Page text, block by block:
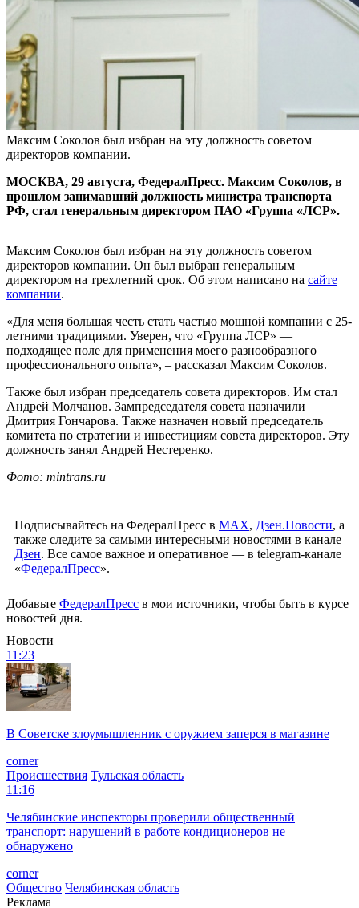
Максим Соколов был избран на эту должность советом
директоров компании.
МОСКВА, 29 августа, ФедералПресс. Максим Соколов, в
прошлом занимавший должность министра транспорта
РФ, стал генеральным директором ПАО «Группа «ЛСР».
Максим Соколов был избран на эту должность советом
директоров компании. Он был выбран генеральным
директором на трехлетний срок. Об этом написано на сайте
компании.
«Для меня большая честь стать частью мощной компании с 25-
летними традициями. Уверен, что «Группа ЛСР» —
подходящее поле для применения моего разнообразного
профессионального опыта», – рассказал Максим Соколов.
Также был избран председатель совета директоров. Им стал
Андрей Молчанов. Зампредседателя совета назначили
Дмитрия Гончарова. Также назначен новый председатель
комитета по стратегии и инвестициям совета директоров. Эту
должность занял Андрей Нестеренко.
Фото: mintrans.ru
Подписывайтесь на ФедералПресс в МАХ, Дзен.Новости, а
также следите за самыми интересными новостями в канале
Дзен. Все самое важное и оперативное — в telegram-канале
«ФедералПресс».
Добавьте ФедералПресс в мои источники, чтобы быть в курсе
новостей дня.
Новости
11:23
В Советске злоумышленник с оружием заперся в магазине
corner
Происшествия Тульская область
11:16
Челябинские инспекторы проверили общественный
транспорт: нарушений в работе кондиционеров не
обнаружено
corner
Общество Челябинская область
Реклама